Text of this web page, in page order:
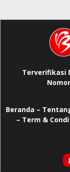
Terverifikasi
Beranda –
– Term &